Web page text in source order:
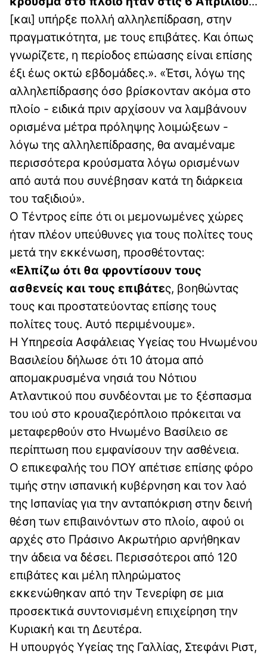
[και] υπήρξε πολλή αλληλεπίδραση, στην
πραγματικότητα, με τους επιβάτες. Και όπως
γνωρίζετε, η περίοδος επώασης είναι επίσης
έξι έως οκτώ εβδομάδες.». «Έτσι, λόγω της
αλληλεπίδρασης όσο βρίσκονταν ακόμα στο
πλοίο - ειδικά πριν αρχίσουν να λαμβάνουν
ορισμένα μέτρα πρόληψης λοιμώξεων -
λόγω της αλληλεπίδρασης, θα αναμέναμε
περισσότερα κρούσματα λόγω ορισμένων
από αυτά που συνέβησαν κατά τη διάρκεια
του ταξιδιού».
Ο Τέντρος είπε ότι οι μεμονωμένες χώρες
ήταν πλέον υπεύθυνες για τους πολίτες τους
μετά την εκκένωση, προσθέτοντας:
«Ελπίζω ότι θα φροντίσουν τους
ασθενείς και τους επιβάτες, βοηθώντας
τους και προστατεύοντας επίσης τους
πολίτες τους. Αυτό περιμένουμε».
Η Υπηρεσία Ασφάλειας Υγείας του Ηνωμένου
Βασιλείου δήλωσε ότι 10 άτομα από
απομακρυσμένα νησιά του Νότιου
Ατλαντικού που συνδέονται με το ξέσπασμα
του ιού στο κρουαζιερόπλοιο πρόκειται να
μεταφερθούν στο Ηνωμένο Βασίλειο σε
περίπτωση που εμφανίσουν την ασθένεια.
Ο επικεφαλής του ΠΟΥ απέτισε επίσης φόρο
τιμής στην ισπανική κυβέρνηση και τον λαό
της Ισπανίας για την ανταπόκριση στην δεινή
θέση των επιβαινόντων στο πλοίο, αφού οι
αρχές στο Πράσινο Ακρωτήριο αρνήθηκαν
την άδεια να δέσει. Περισσότεροι από 120
επιβάτες και μέλη πληρώματος
εκκενώθηκαν από την Τενερίφη σε μια
προσεκτικά συντονισμένη επιχείρηση την
Κυριακή και τη Δευτέρα.
Η υπουργός Υγείας της Γαλλίας, Στεφάνι Ριστ,